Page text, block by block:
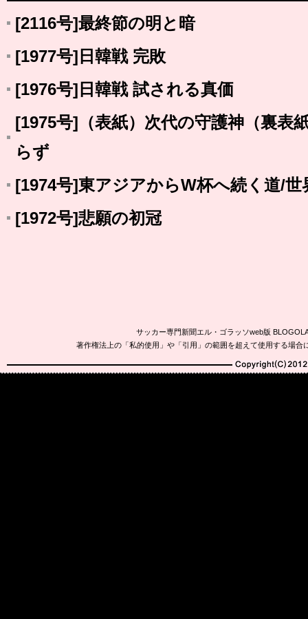
[2116号]最終節の明と暗
[1977号]日韓戦 完敗
[1976号]日韓戦 試される真価
[1975号]（表紙）次代の守護神（裏表
らず
[1974号]東アジアからW杯へ続く道/世
[1972号]悲願の初冠
サッカー専門新聞エル・ゴラッソweb版
著作権法上の「私的使用」や「引用」の範囲を超えて使用する場
Copyright(C)2010-